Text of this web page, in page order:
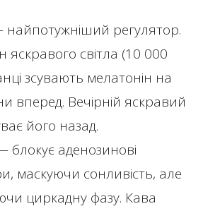
регулятор.
яскравого світла (10 000
зсувають мелатонін на
вперед. Вечірній яскравий
його назад.
блокує аденозинові
маскуючи сонливість, але
циркадну фазу. Кава